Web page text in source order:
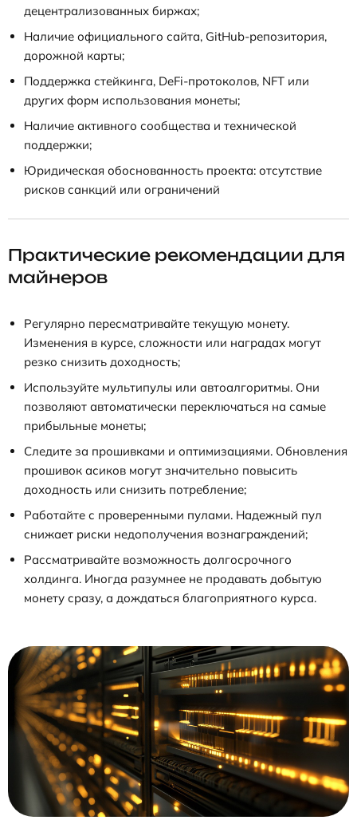
децентрализованных биржах;
Наличие официального сайта, GitHub-репозитория,
дорожной карты;
Поддержка стейкинга, DeFi-протоколов, NFT или
других форм использования монеты;
Наличие активного сообщества и технической
поддержки;
Юридическая обоснованность проекта: отсутствие
рисков санкций или ограничений
Практические рекомендации для
майнеров
Регулярно пересматривайте текущую монету.
Изменения в курсе, сложности или наградах могут
резко снизить доходность;
Используйте мультипулы или автоалгоритмы. Они
позволяют автоматически переключаться на самые
прибыльные монеты;
Следите за прошивками и оптимизациями. Обновления
прошивок асиков могут значительно повысить
доходность или снизить потребление;
Работайте с проверенными пулами. Надежный пул
снижает риски недополучения вознаграждений;
Рассматривайте возможность долгосрочного
холдинга. Иногда разумнее не продавать добытую
монету сразу, а дождаться благоприятного курса.